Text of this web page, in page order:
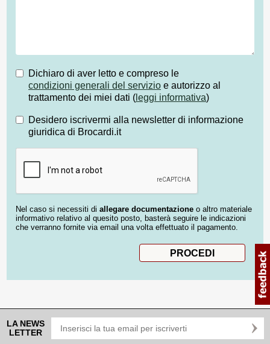
Dichiaro di aver letto e compreso le
condizioni generali del servizio e autorizzo al
trattamento dei miei dati ( leggi informativa)
Desidero iscrivermi alla newsletter di informazione
giuridica di Brocardi.it
Nel caso si necessiti di allegare documentazione o altro materiale
informativo relativo al quesito posto, basterà seguire le indicazioni
che verranno fornite via email una volta effettuato il pagamento.
LA NEWS
LETTER